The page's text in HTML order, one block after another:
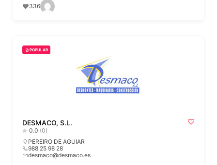
336
POPULAR
DESMACO, S.L.
0.0 (0)
PEREIRO DE AGUIAR
988 25 98 28
desmaco@desmaco.es